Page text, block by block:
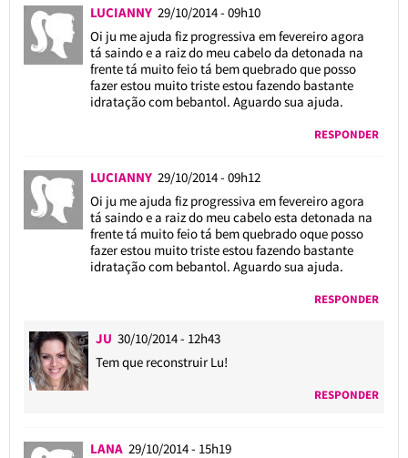
LUCIANNY 29/10/2014 - 09h10
Oi ju me ajuda fiz progressiva em fevereiro agora
tá saindo e a raiz do meu cabelo da detonada na
frente tá muito feio tá bem quebrado que posso
fazer estou muito triste estou fazendo bastante
idratação com bebantol. Aguardo sua ajuda.
RESPONDER
LUCIANNY 29/10/2014 - 09h12
Oi ju me ajuda fiz progressiva em fevereiro agora
tá saindo e a raiz do meu cabelo esta detonada na
frente tá muito feio tá bem quebrado oque posso
fazer estou muito triste estou fazendo bastante
idratação com bebantol. Aguardo sua ajuda.
RESPONDER
JU 30/10/2014 - 12h43
Tem que reconstruir Lu!
RESPONDER
LANA 29/10/2014 - 15h19